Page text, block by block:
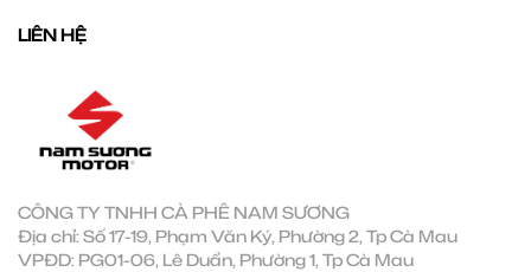
LIÊN HỆ
CÔNG TY TNHH CÀ PHÊ NAM SƯƠNG
Địa chỉ: Số 17-19, Phạm Văn Ký, Phường 2, Tp Cà Mau
VPĐD: PG01-06, Lê Duẩn, Phường 1, Tp Cà Mau